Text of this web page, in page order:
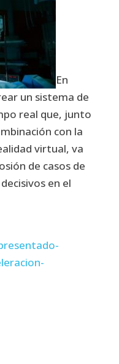
En
un sistema de
real que, junto
con la
virtual, va
de casos de
en el